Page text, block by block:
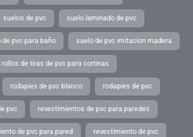
suelos de pvc suelo laminado de pvc
de pvc para baño suelo de pvc imitacion madera
rollos de tiras de pvc para cortinas
rodapies de pvc blanco rodapies de pvc
pvc revestimientos de pvc para paredes
de pvc para pared revestimiento de pvc